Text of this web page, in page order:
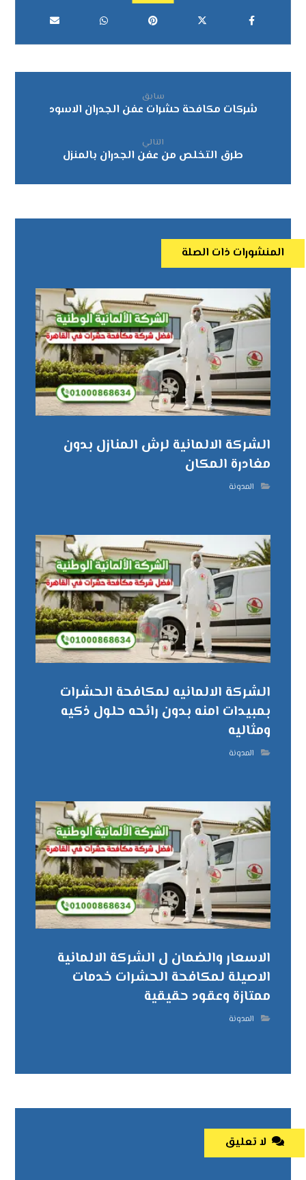
سابق
شركات مكافحة حشرات عفن الجدران الاسود
التالي
طرق التخلص من عفن الجدران بالمنزل
المنشورات ذات الصلة
الشركة الالمانية لرش المنازل بدون
مغادرة المكان
المدونة
الشركة الالمانيه لمكافحة الحشرات
بمبيدات امنه بدون رائحه حلول ذكيه
ومثاليه
المدونة
الاسعار والضمان ل الشركة الالمانية
الاصيلة لمكافحة الحشرات خدمات
ممتازة وعقود حقيقية
المدونة
لا تعليق